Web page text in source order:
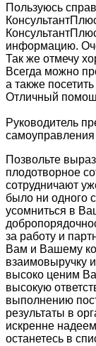
Пользуюсь
информацию.
Так же отмечу
Всегда можно
а также
Отличный
Руководитель
самоуправления
Позвольте
плодотворное
сотрудничают
было ни одного
усомниться в
за работу и
Вам и Вашему
взаимовыручку
высоко ценим
высокую
выполнению
результаты в
искренне
останетесь в